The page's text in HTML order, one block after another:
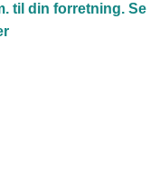
til din forretning. Se